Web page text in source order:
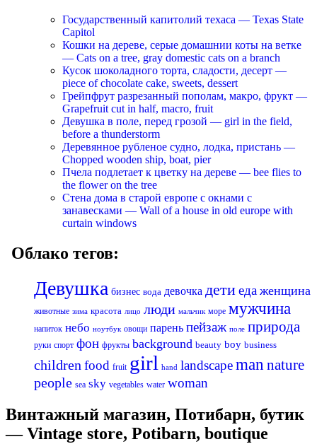
Государственный капитолий техаса — Texas State
Capitol
Кошки на дереве, серые домашнии коты на ветке
— Cats on a tree, gray domestic cats on a branch
Кусок шоколадного торта, сладости, десерт —
piece of chocolate cake, sweets, dessert
Грейпфрут разрезанный пополам, макро, фрукт —
Grapefruit cut in half, macro, fruit
Девушка в поле, перед грозой — girl in the field,
before a thunderstorm
Деревянное рубленое судно, лодка, пристань —
Chopped wooden ship, boat, pier
Пчела подлетает к цветку на дереве — bee flies to
the flower on the tree
Стена дома в старой европе с окнами с
занавесками — Wall of a house in old europe with
curtain windows
Облако тегов:
Девушка бизнес вода девочка детиеда женщина
животные зима красота лицо люди мальчик море мужчина
напиток небо ноутбук овощи парень пейзаж поле природа
руки спорт фон фрукты background beauty boy business
childrenfood fruit girl hand landscapeman nature
people sea sky vegetables water woman
Винтажный магазин, Потибарн, бутик
— Vintage store, Potibarn, boutique